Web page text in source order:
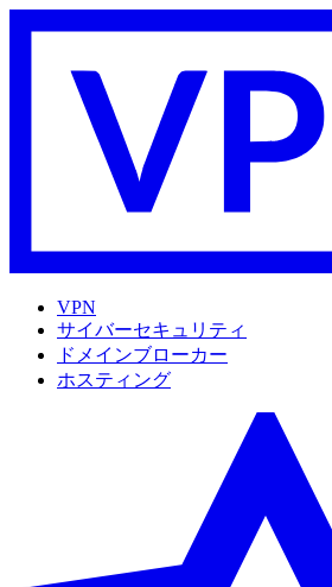
VPN
サイバーセキュリティ
ドメインブローカー
ホスティング